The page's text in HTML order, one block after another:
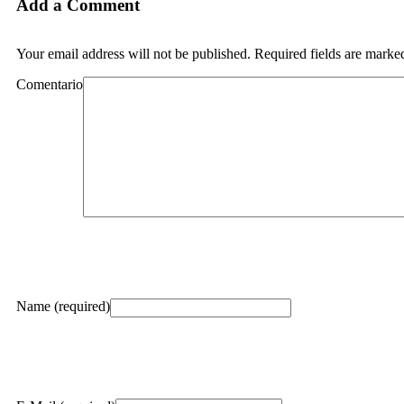
Add a Comment
Your email address will not be published. Required fields are
Name (required)
Comentario